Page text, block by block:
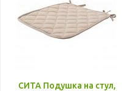
СИТА Подушка на стул,